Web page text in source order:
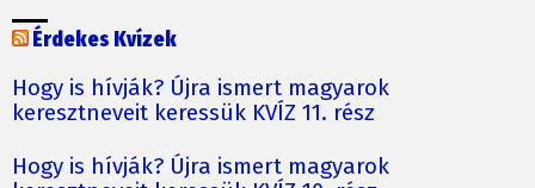
Érdekes Kvízek
Hogy is hívják? Újra ismert magyarok
keresztneveit keressük KVÍZ 11. rész
Hogy is hívják? Újra ismert magyarok